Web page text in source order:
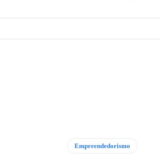
Empreendedorismo